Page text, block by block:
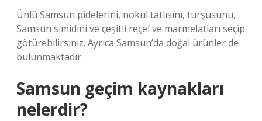
Ünlü Samsun pidelerini, nokul tatlısını, turşusunu,
Samsun simidini ve çeşitli reçel ve marmelatları seçip
götürebilirsiniz. Ayrıca Samsun’da doğal ürünler de
bulunmaktadır.
Samsun geçim kaynakları
nelerdir?